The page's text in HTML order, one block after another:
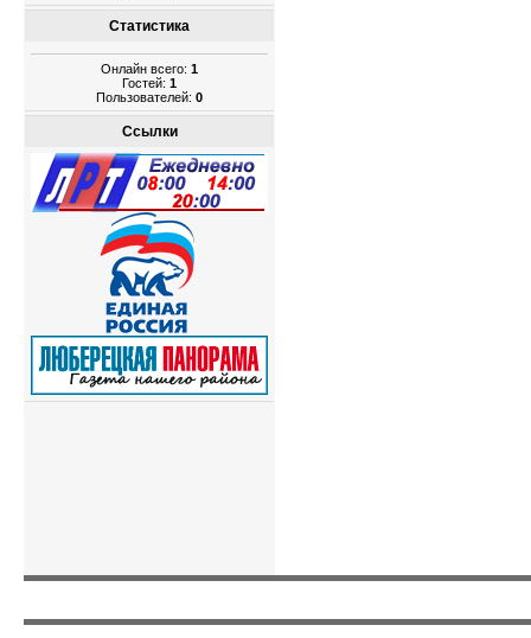
Статистика
Онлайн всего: 1
Гостей: 1
Пользователей: 0
Ссылки